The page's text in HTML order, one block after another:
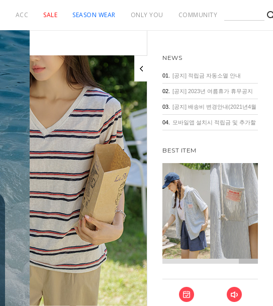
ACC SALE SEASON WEAR ONLY YOU COMMUNITY
NEWS
01. [공지] 적립금 자동소멸 안내
02. [공지] 2023년 여름휴가 휴무공지
03. [공지] 배송비 변경안내(2021년4월
1일 기준)
04. 모바일앱 설치시 적립금 및 추가할
BEST ITEM